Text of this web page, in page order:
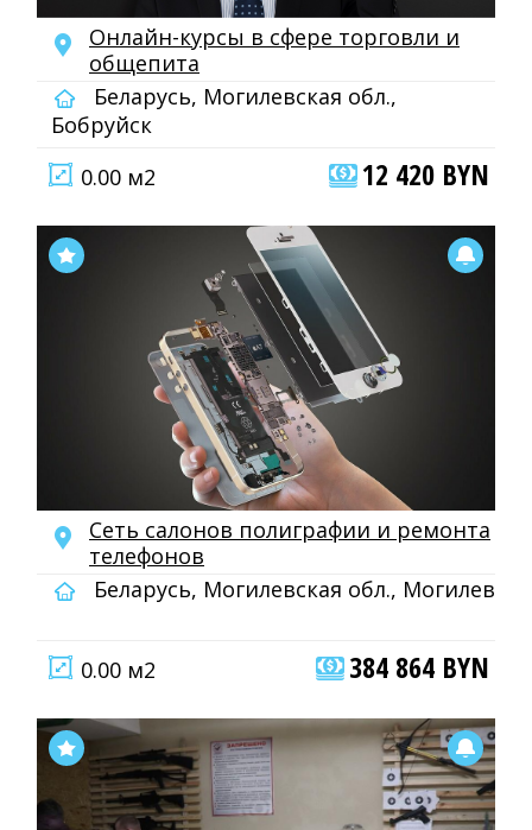
Онлайн-курсы в сфере торговли и
общепита
Беларусь, Могилевская обл.,
Бобруйск
0.00 м2
12 420 BYN
Сеть салонов полиграфии и ремонта
телефонов
Беларусь, Могилевская обл., Могилев
0.00 м2 384 864 BYN